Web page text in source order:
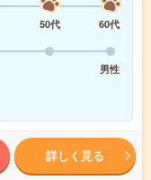
50代
60代
男性
詳しく見る